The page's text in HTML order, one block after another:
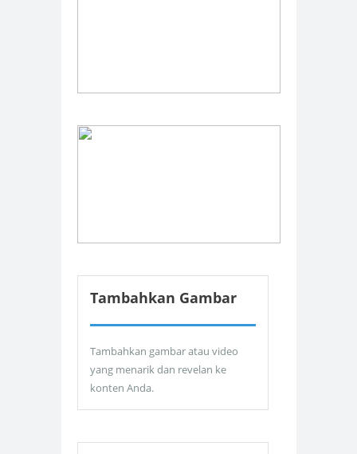
Tambahkan Gambar
Tambahkan gambar atau video
yang menarik dan revelan ke
konten Anda.